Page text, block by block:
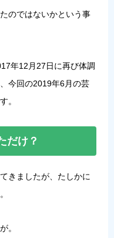
のではないかという事
年12月27日に再び体調
今回の2019年6月の芸
。
だけ？
きましたが、たしかに
。